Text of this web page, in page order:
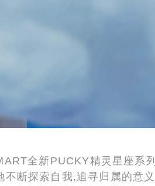
全新PUCKY精灵星座系
断探索自我,追寻归属的意